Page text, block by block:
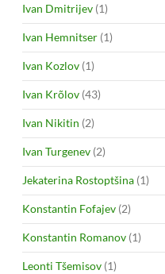
Ivan Dmitrijev (1)
Ivan Hemnitser (1)
Ivan Kozlov (1)
Ivan Krõlov (43)
Ivan Nikitin (2)
Ivan Turgenev (2)
Jekaterina Rostoptšina (1)
Konstantin Fofajev (2)
Konstantin Romanov (1)
Leonti Tšemisov (1)